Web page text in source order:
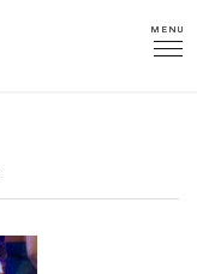
MENU
MENU